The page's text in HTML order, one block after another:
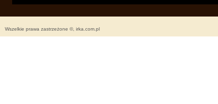
Wszelkie prawa zastrzeżone ©, irka.com.pl